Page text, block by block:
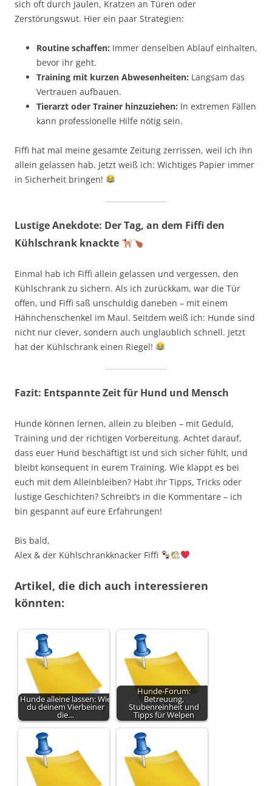
sich oft durch Jaulen, Kratzen an Türen oder
Zerstörungswut. Hier ein paar Strategien:
Routine schaffen: Immer denselben Ablauf einhalten,
bevor ihr geht.
Training mit kurzen Abwesenheiten: Langsam das
Vertrauen aufbauen.
Tierarzt oder Trainer hinzuziehen: In extremen Fällen
kann professionelle Hilfe nötig sein.
Fiffi hat mal meine gesamte Zeitung zerrissen, weil ich ihn
allein gelassen hab. Jetzt weiß ich: Wichtiges Papier immer
in Sicherheit bringen!
Lustige Anekdote: Der Tag, an dem Fiffi den
Kühlschrank knackte
Einmal hab ich Fiffi allein gelassen und vergessen, den
Kühlschrank zu sichern. Als ich zurückkam, war die Tür
offen, und Fiffi saß unschuldig daneben – mit einem
Hähnchenschenkel im Maul. Seitdem weiß ich: Hunde sind
nicht nur clever, sondern auch unglaublich schnell. Jetzt
hat der Kühlschrank einen Riegel!
Fazit: Entspannte Zeit für Hund und Mensch
Hunde können lernen, allein zu bleiben – mit Geduld,
Training und der richtigen Vorbereitung. Achtet darauf,
dass euer Hund beschäftigt ist und sich sicher fühlt, und
bleibt konsequent in eurem Training. Wie klappt es bei
euch mit dem Alleinbleiben? Habt ihr Tipps, Tricks oder
lustige Geschichten? Schreibt’s in die Kommentare – ich
bin gespannt auf eure Erfahrungen!
Bis bald,
Alex & der Kühlschrankknacker Fiffi
Artikel, die dich auch interessieren
könnten:
Hunde alleine lassen: Wie
du deinem Vierbeiner
die…
Hunde-Forum:
Betreuung,
Stubenreinheit und
Tipps für Welpen